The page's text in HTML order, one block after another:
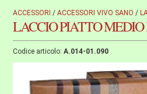
ACCESSORI /ACCESSORI VIVO SANO /
LACCIO PIATTO MEDIO
Codice articolo:A.014-01.090